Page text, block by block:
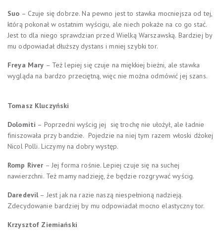
Suo – Czuje się dobrze. Na pewno jest to stawka mocniejsza od tej,
którą pokonał w ostatnim wyścigu, ale niech pokaże na co go stać.
Jest to dla niego sprawdzian przed Wielką Warszawską. Bardziej by
mu odpowiadał dłuższy dystans i mniej szybki tor.
Freya Mary – Też lepiej się czuje na miękkiej bieżni, ale stawka
wygląda na bardzo przeciętną, więc nie można odmówić jej szans.
Tomasz Kluczyński
Dolomiti – Poprzedni wyścig jej się trochę nie ułożył, ale ładnie
finiszowała przy bandzie. Pojedzie na niej tym razem włoski dżokej
Nicol Polli. Liczymy na dobry występ.
Romp River – Jej forma rośnie. Lepiej czuje się na suchej
nawierzchni. Też mamy nadzieję, że będzie rozgrywać wyścig.
Daredevil – Jest jak na razie naszą niespełnioną nadzieją.
Zdecydowanie bardziej by mu odpowiadał mocno elastyczny tor.
Krzysztof Ziemiański